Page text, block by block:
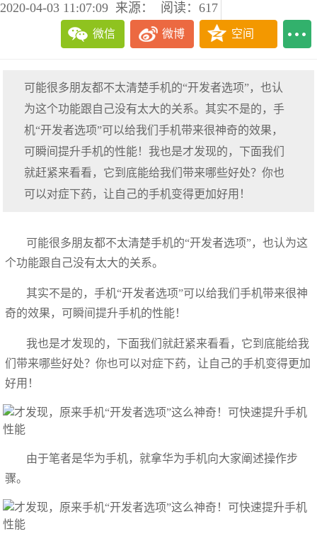
2020-04-03 11:07:09 来源： 阅读：617
微信 微博 空间
可能很多朋友都不太清楚手机的“开发者选项”，也认
为这个功能跟自己没有太大的关系。其实不是的，手
机“开发者选项”可以给我们手机带来很神奇的效果，
可瞬间提升手机的性能！我也是才发现的，下面我们
就赶紧来看看，它到底能给我们带来哪些好处？你也
可以对症下药，让自己的手机变得更加好用！
可能很多朋友都不太清楚手机的“开发者选项”，也认为这
个功能跟自己没有太大的关系。
其实不是的，手机“开发者选项”可以给我们手机带来很神
奇的效果，可瞬间提升手机的性能！
我也是才发现的，下面我们就赶紧来看看，它到底能给我
们带来哪些好处？你也可以对症下药，让自己的手机变得更加
好用！
由于笔者是华为手机，就拿华为手机向大家阐述操作步
骤。